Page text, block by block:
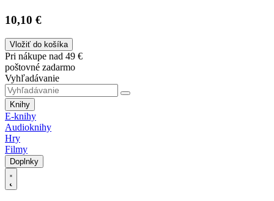
10,10 €
Vložiť do košíka
Pri nákupe nad 49 €
poštovné zadarmo
Vyhľadávanie
Knihy
E-knihy
Audioknihy
Hry
Filmy
Doplnky